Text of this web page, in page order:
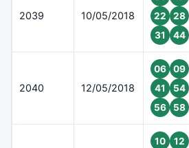
2039 10/05/2018
22
28
31
44
2040 12/05/2018
06
09
41
54
56
58
10
12